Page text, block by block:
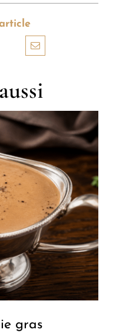
gras